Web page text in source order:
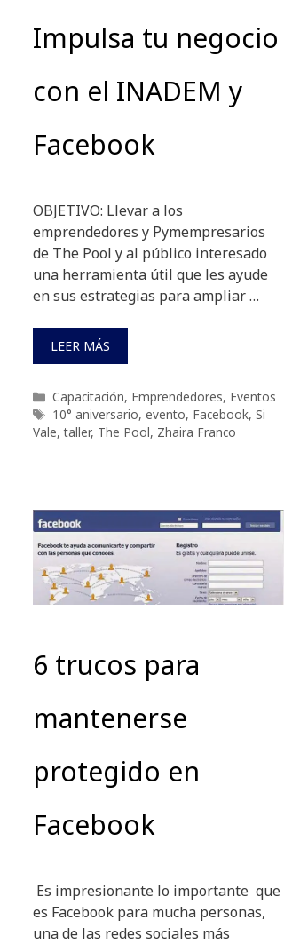
Impulsa tu negocio
con el INADEM y
Facebook
OBJETIVO: Llevar a los
emprendedores y Pymempresarios
de The Pool y al público interesado
una herramienta útil que les ayude
en sus estrategias para ampliar …
LEER MÁS
Categorías
Capacitación, Emprendedores, Eventos
Etiquetas
10° aniversario, evento, Facebook, Si
Vale,taller, The Pool, Zhaira Franco
6 trucos para
mantenerse
protegido en
Facebook
Es impresionante lo importante que
es Facebook para mucha personas,
una de las redes sociales más